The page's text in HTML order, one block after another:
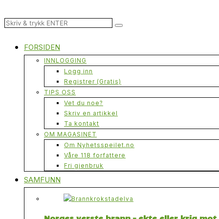
FORSIDEN
INNLOGGING
Logg inn
Registrer (Gratis)
TIPS OSS
Vet du noe?
Skriv en artikkel
Ta kontakt
OM MAGASINET
Om Nyhetsspeilet.no
Våre 118 forfattere
Fri gjenbruk
SAMFUNN